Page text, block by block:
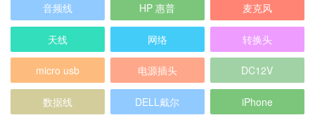
音频线 HP 惠普 麦克风
天线 网络 转换头
micro usb 电源插头 DC12V
数据线 DELL戴尔 iPhone